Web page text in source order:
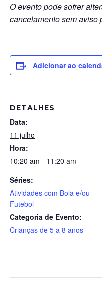
O evento pode sofrer
cancelamento sem aviso
Adicionar ao
DETALHES
Data:
11 julho
Hora:
10:20 am - 11:20 am
Séries:
Atividades com Bola e/ou
Futebol
Categoria de Evento:
Crianças de 5 a 8 anos